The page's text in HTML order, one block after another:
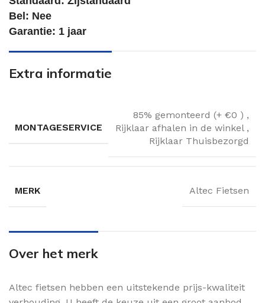
Bel: Nee
Garantie: 1 jaar
Extra informatie
MONTAGESERVICE
85% gemonteerd (+ €0 ) ,
Rijklaar afhalen in de winkel ,
Rijklaar Thuisbezorgd
MERK Altec Fietsen
Over het merk
Altec fietsen hebben een uitstekende prijs-kwaliteit